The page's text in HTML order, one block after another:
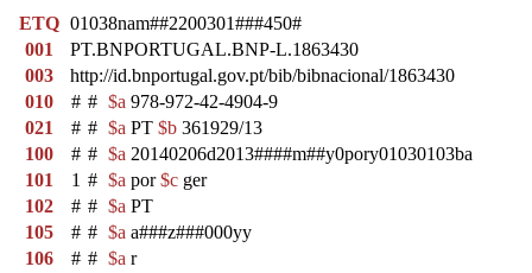
ETQ 01038nam##2200301###450#
001
PT.BNPORTUGAL.BNP-L.1863430
003
http://id.bnportugal.gov.pt/bib/bibnacional/1863430
010
# # $a 978-972-42-4904-9
021
# # $a PT $b 361929/13
100
# # $a 20140206d2013####m##y0pory01030103ba
101
1 # $a por$c ger
102
# # $a PT
105
# # $a a###z###000yy
106
# # $a r